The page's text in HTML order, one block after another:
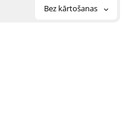
Bez kārtošanas